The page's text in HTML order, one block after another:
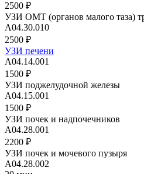
2500 ₽
УЗИ ОМТ (органов малого таза)
А04.30.010
2500 ₽
УЗИ печени
А04.14.001
1500 ₽
УЗИ поджелудочной железы
А04.15.001
1500 ₽
УЗИ почек и надпочечников
A04.28.001
2200 ₽
УЗИ почек и мочевого пузыря
A04.28.002